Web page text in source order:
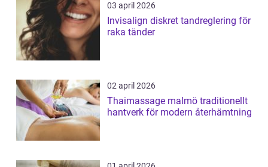
03 april 2026
Invisalign diskret tandreglering för
raka tänder
02 april 2026
Thaimassage malmö traditionellt
hantverk för modern återhämtning